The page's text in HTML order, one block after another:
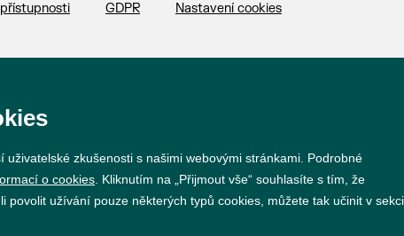
přístupnosti GDPR Nastavení cookies
zkušenosti s našimi webovými stránkami. Podrobné
o cookies . Kliknutím na „Přijmout vše“ souhlasíte s tím, že
povolit užívání pouze některých typů cookies, můžete tak učinit v sekci